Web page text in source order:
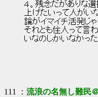
４。残念だがありな選
上げたいって人がい
論がイマイチ活発じ
それとも住人って言
いなのしかいなかっ
111 ： 流浪の名無し難民